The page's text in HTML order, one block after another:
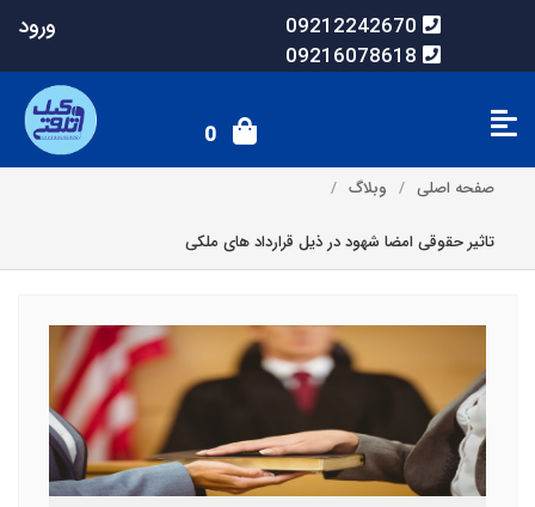
09212242670
09216078618
ورود
0
صفحه اصلی وبلاگ
تاثیر حقوقی امضا شهود در ذیل قرارداد های ملکی